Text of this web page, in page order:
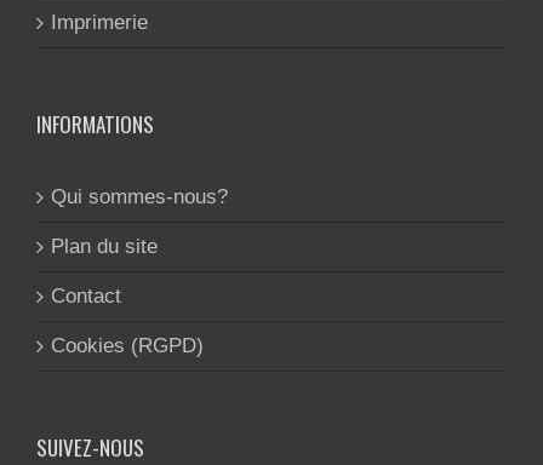
Imprimerie
INFORMATIONS
Qui sommes-nous?
Plan du site
Contact
Cookies (RGPD)
SUIVEZ-NOUS